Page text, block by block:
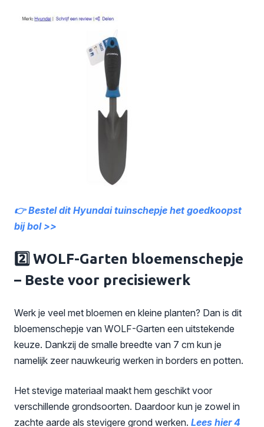
👉 Bestel dit Hyundai tuinschepje het goedkoopst
bij bol >>
2️⃣ WOLF-Garten bloemenschepje
– Beste voor precisiewerk
Werk je veel met bloemen en kleine planten? Dan is dit
bloemenschepje van WOLF-Garten een uitstekende
keuze. Dankzij de smalle breedte van 7 cm kun je
namelijk zeer nauwkeurig werken in borders en potten.
Het stevige materiaal maakt hem geschikt voor
verschillende grondsoorten. Daardoor kun je zowel in
zachte aarde als stevigere grond werken. Lees hier 4